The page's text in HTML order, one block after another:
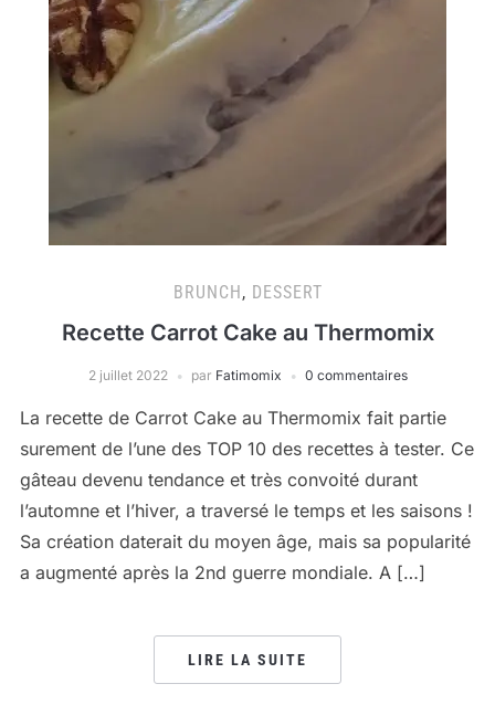
BRUNCH, DESSERT
Recette Carrot Cake au Thermomix
2 juillet 2022 par Fatimomix 0 commentaires
La recette de Carrot Cake au Thermomix fait partie
surement de l’une des TOP 10 des recettes à tester. Ce
gâteau devenu tendance et très convoité durant
l’automne et l’hiver, a traversé le temps et les saisons !
Sa création daterait du moyen âge, mais sa popularité
a augmenté après la 2nd guerre mondiale. A […]
LIRE LA SUITE